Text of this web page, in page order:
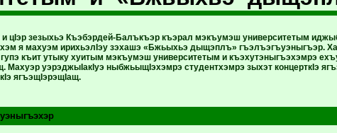
и цIэр зезыхьэ Къэбэрдей-Балъкъэр къэрал мэкъумэш университетым
я махуэм ирихьэлIэу зэхашэ «Бжьыхьэ дыщэплъ» гъэлъэгъуэныгъэр.
къит утыку хуитым мэкъумэш университетым и къэхутэныгъэхэмрэ
Махуэр уэрэджыIакIуэ ныбжьыщIэхэмрэ студентхэмрэ зыхэт концерткIэ
ягъэщIэрэщIащ.